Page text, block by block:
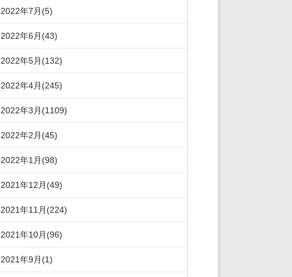
2022年7月(5)
2022年6月(43)
2022年5月(132)
2022年4月(245)
2022年3月(1109)
2022年2月(45)
2022年1月(98)
2021年12月(49)
2021年11月(224)
2021年10月(96)
2021年9月(1)